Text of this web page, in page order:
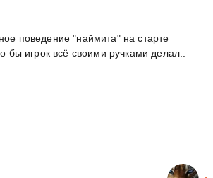
поведение "наймита" на старте
бы игрок всё своими ручками делал..